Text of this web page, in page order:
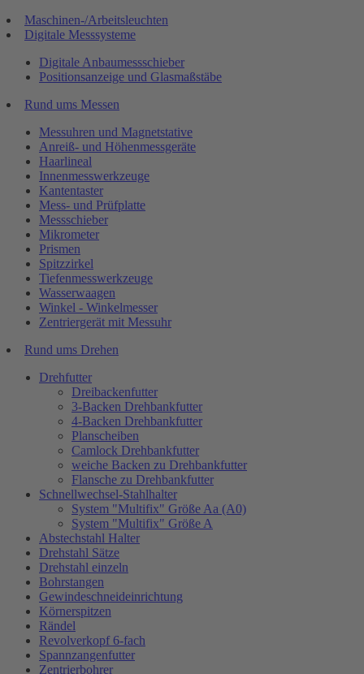
Maschinen-/Arbeitsleuchten
Digitale Messsysteme
Digitale Anbaumessschieber
Positionsanzeige und Glasmaßstäbe
Rund ums Messen
Messuhren und Magnetstative
Anreiß- und Höhenmessgeräte
Haarlineal
Innenmesswerkzeuge
Kantentaster
Mess- und Prüfplatte
Messschieber
Mikrometer
Prismen
Spitzzirkel
Tiefenmesswerkzeuge
Wasserwaagen
Winkel - Winkelmesser
Zentriergerät mit Messuhr
Rund ums Drehen
Drehfutter
Dreibackenfutter
3-Backen Drehbankfutter
4-Backen Drehbankfutter
Planscheiben
Camlock Drehbankfutter
weiche Backen zu Drehbankfutter
Flansche zu Drehbankfutter
Schnellwechsel-Stahlhalter
System "Multifix" Größe Aa (A0)
System "Multifix" Größe A
Abstechstahl Halter
Drehstahl Sätze
Drehstahl einzeln
Bohrstangen
Gewindeschneideinrichtung
Körnerspitzen
Rändel
Revolverkopf 6-fach
Spannzangenfutter
Zentrierbohrer